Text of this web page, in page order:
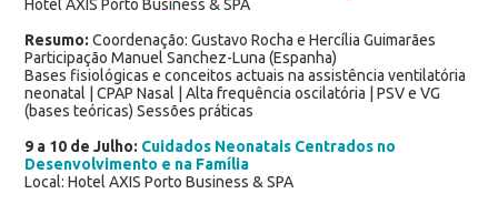
Hotel AXIS Porto Business & SPA
Resumo: Coordenação: Gustavo Rocha e Hercília Guimarães
Participação Manuel Sanchez-Luna (Espanha)
Bases fisiológicas e conceitos actuais na assistência ventilatória
neonatal | CPAP Nasal | Alta frequência oscilatória | PSV e VG
(bases teóricas) Sessões práticas
9 a 10 de Julho: Cuidados Neonatais Centrados no
Desenvolvimento e na Família
Local: Hotel AXIS Porto Business & SPA